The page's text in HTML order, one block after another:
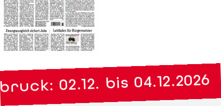
02.12. bis 04.12.2026